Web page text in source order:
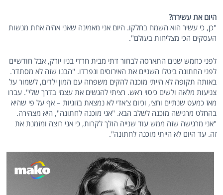
היום את עשירה?
"כן, כי עשיר הוא השמח בחלקו. היום אני מאמינה שאני אהיה אחת מנשות
העסקים הכי מצליחות בעולם".
לפני כחמש שנים התארסה לבחור דתי מבית חרדי בניו יורק, אבל חודשיים
לפני החתונה ביטלו השניים את האירוסים ונפרדו. "הבנו שזה לא מסתדר.
באותה תקופה לא הייתי מוכנה להקים משפחה עם המון ילדים, לשמור על
צניעות מלאה ולשים כיסוי ראש. רציתי להגשים את עצמי בדרך שלי". עברו
מאז כמעט שנתיים וחצי, וכיום צ'אדי לא נמצאת בזוגיות – אף על פי שהיא
בהחלט מרגישה מוכנה לשלב הבא. "אני מוכנה לחתונה", היא מצהירה.
"אני מרגישה שזה ממש עוד שנייה הולך לקרות, כי אני רוצה ומזמנת את
זה. עד היום לא הייתי מוכנה לחתונה".